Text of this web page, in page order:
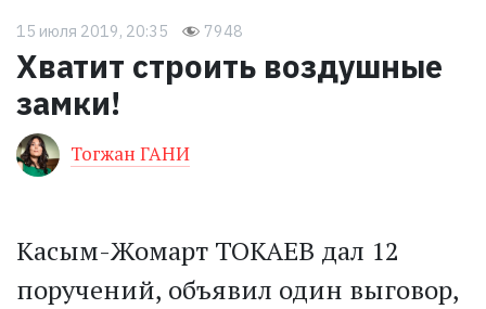
15 июля 2019, 20:35 7948
Хватит строить воздушные
замки!
Тогжан ГАНИ
Касым-Жомарт ТОКАЕВ дал 12
поручений, объявил один выговор,